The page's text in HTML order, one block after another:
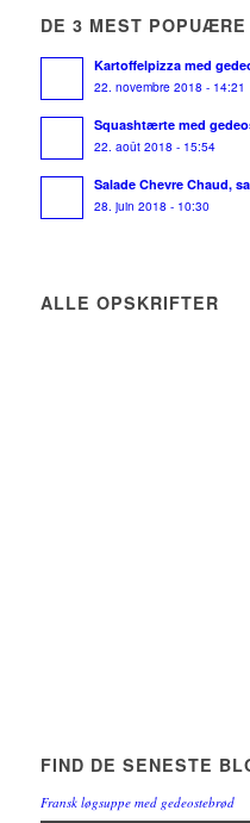
DE 3 MEST
Kartoffelpizza med
22. novembre 2018 - 14:21
Squashtærte med
22. août 2018 - 15:54
Salade Chevre Chaud,
28. juin 2018 - 10:30
ALLE OPSKRIFTER
FIND DE SENESTE
Fransk løgsuppe med gedeostebrød